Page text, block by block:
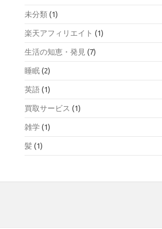
未分類 (1)
楽天アフィリエイト (1)
生活の知恵・発見 (7)
睡眠 (2)
英語 (1)
買取サービス (1)
雑学 (1)
髪 (1)